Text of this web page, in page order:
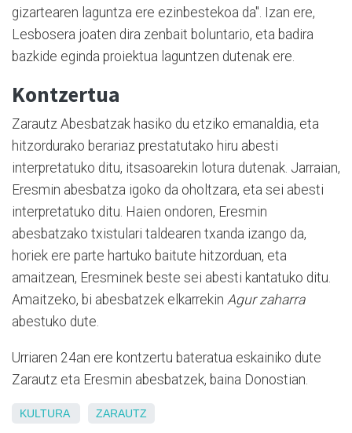
gizartearen laguntza ere ezinbestekoa da". Izan ere,
Lesbosera joaten dira zenbait boluntario, eta badira
bazkide eginda proiektua laguntzen dutenak ere.
Kontzertua
Zarautz Abesbatzak hasiko du etziko emanaldia, eta
hitzordurako berariaz prestatutako hiru abesti
interpretatuko ditu, itsasoarekin lotura dutenak. Jarraian,
Eresmin abesbatza igoko da oholtzara, eta sei abesti
interpretatuko ditu. Haien ondoren, Eresmin
abesbatzako txistulari taldearen txanda izango da,
horiek ere parte hartuko baitute hitzorduan, eta
amaitzean, Eresminek beste sei abesti kantatuko ditu.
Amaitzeko, bi abesbatzek elkarrekin Agur zaharra
abestuko dute.
Urriaren 24an ere kontzertu bateratua eskainiko dute
Zarautz eta Eresmin abesbatzek, baina Donostian.
KULTURA ZARAUTZ